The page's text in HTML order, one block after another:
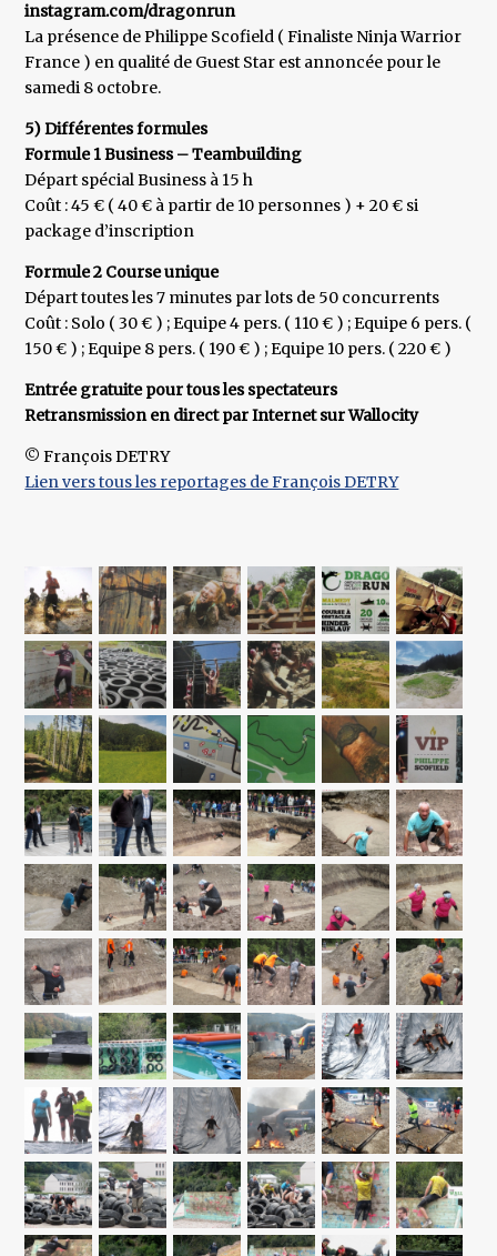
instagram.com/dragonrun
La présence de Philippe Scofield ( Finaliste Ninja Warrior
France ) en qualité de Guest Star est annoncée pour le
samedi 8 octobre.
5) Différentes formules
Formule 1 Business – Teambuilding
Départ spécial Business à 15 h
Coût : 45 € ( 40 € à partir de 10 personnes ) + 20 € si
package d’inscription
Formule 2 Course unique
Départ toutes les 7 minutes par lots de 50 concurrents
Coût : Solo ( 30 € ) ; Equipe 4 pers. ( 110 € ) ; Equipe 6 pers. (
150 € ) ; Equipe 8 pers. ( 190 € ) ; Equipe 10 pers. ( 220 € )
Entrée gratuite pour tous les spectateurs
Retransmission en direct par Internet sur Wallocity
© François DETRY
Lien vers tous les reportages de François DETRY